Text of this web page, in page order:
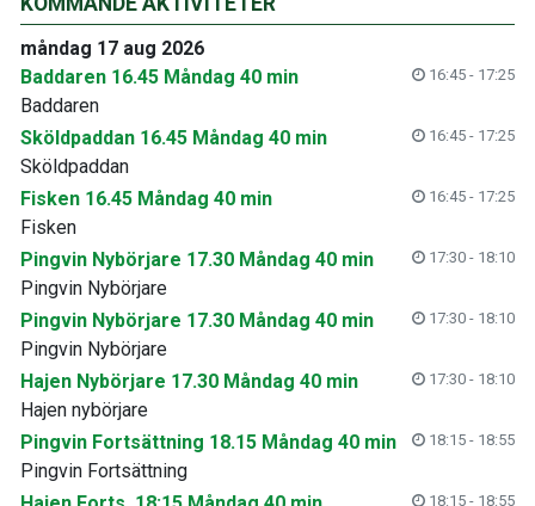
måndag 17 aug 2026
Baddaren 16.45 Måndag 40 min
16:45 - 17:25
Baddaren
Sköldpaddan 16.45 Måndag 40 min
16:45 - 17:25
Sköldpaddan
Fisken 16.45 Måndag 40 min
16:45 - 17:25
Fisken
Pingvin Nybörjare 17.30 Måndag 40 min
17:30 - 18:10
Pingvin Nybörjare
Pingvin Nybörjare 17.30 Måndag 40 min
17:30 - 18:10
Pingvin Nybörjare
Hajen Nybörjare 17.30 Måndag 40 min
17:30 - 18:10
Hajen nybörjare
Pingvin Fortsättning 18.15 Måndag 40 min
18:15 - 18:55
Pingvin Fortsättning
18:15 - 18:55